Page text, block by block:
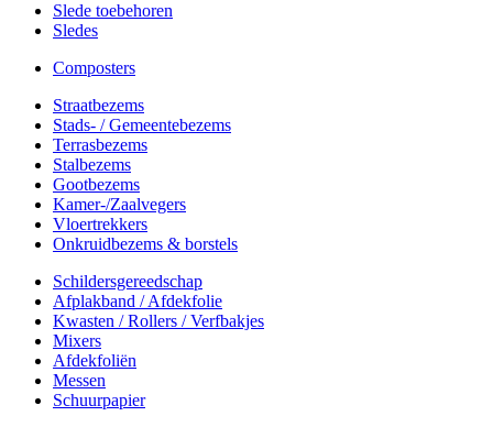
Slede toebehoren
Sledes
Composters
Straatbezems
Stads- / Gemeentebezems
Terrasbezems
Stalbezems
Gootbezems
Kamer-/Zaalvegers
Vloertrekkers
Onkruidbezems & borstels
Schildersgereedschap
Afplakband / Afdekfolie
Kwasten / Rollers / Verfbakjes
Mixers
Afdekfoliën
Messen
Schuurpapier